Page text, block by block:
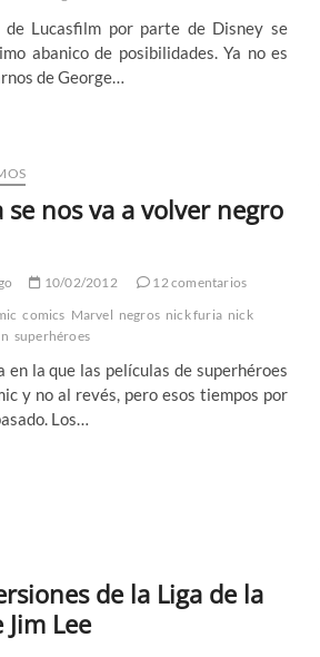
de Lucasfilm por parte de Disney se
abanico de posibilidades. Ya no es
de George…
se nos va a volver negro
10/02/2012
12 comentarios
comics Marvel negros nick furia nick
superhéroes
en la que las películas de superhéroes
y no al revés, pero esos tiempos por
Los…
de la Liga de la
Jim Lee